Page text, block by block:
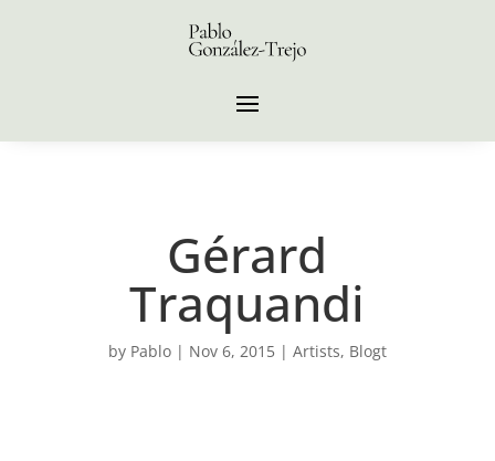
Gérard
Traquandi
by Pablo| Nov 6, 2015| Artists, Blogt